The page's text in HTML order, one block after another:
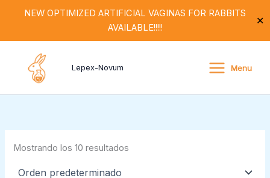
NEW OPTIMIZED ARTIFICIAL VAGINAS FOR RABBITS
AVAILABLE!!!!!
✕
Lepex-Novum Menu
Mostrando los 10 resultados